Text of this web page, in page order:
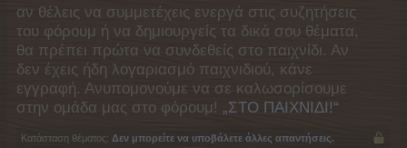
αν θέλεις να συμμετέχεις ενεργά στις συζητήσεις
του φόρουμ ή να δημιουργείς τα δικά σου θέματα,
θα πρέπει πρώτα να συνδεθείς στο παιχνίδι. Αν
δεν έχεις ήδη λογαριασμό παιχνιδιού, κάνε
εγγραφή. Ανυπομονούμε να σε καλωσορίσουμε
στην ομάδα μας στο φόρουμ! „ΣΤΟ ΠΑΙΧΝΙΔΙ!“
Κατάσταση θέματος: Δεν μπορείτε να υποβάλετε άλλες απαντήσεις.